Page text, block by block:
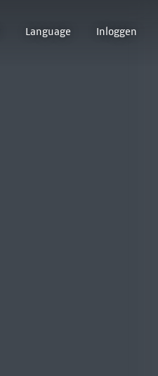
Language Inloggen